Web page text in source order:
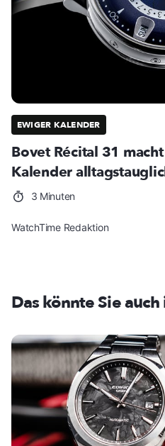
EWIGER KALENDER
Bovet Récital 31
Kalender
3 Minuten
WatchTime Redaktion
Das könnte Sie